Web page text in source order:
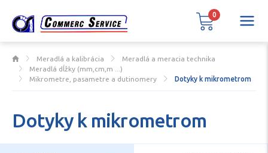
Meradlá a kalibrácia
Meradlá a meracia technika
Meradlá dĺžky (mm,cm,m ...)
Mikrometre, pasametre a dutinomery
Dotyky k mikrometrom
Dotyky k mikrometrom
0